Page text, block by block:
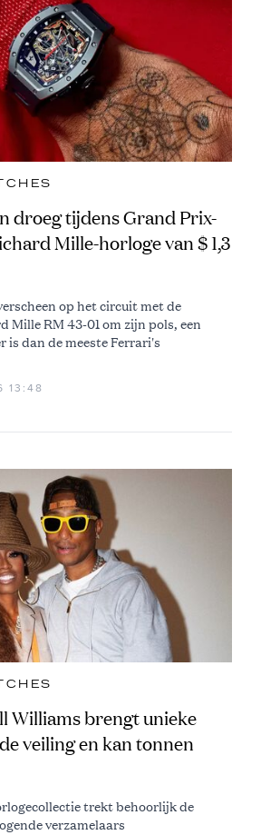
droeg tijdens Grand Prix-
Mille-horloge van $ 1,3
op het circuit met de
Mille RM 43-01 om zijn pols, een
is dan de meeste Ferrari's
13:48
Williams brengt unieke
veiling en kan tonnen
trekt behoorlijk de
verzamelaars